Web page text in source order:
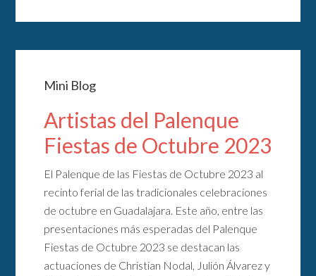
Mini Blog
Artistas del Palenque
Fiestas de Octubre 2023
El Palenque de las Fiestas de Octubre 2023 al
recinto ferial de las tradicionales celebraciones
de octubre en Guadalajara. Este año, entre las
presentaciones más esperadas del Palenque
Fiestas de Octubre 2023 se destacan las
actuaciones de Christian Nodal, Julión Álvarez y